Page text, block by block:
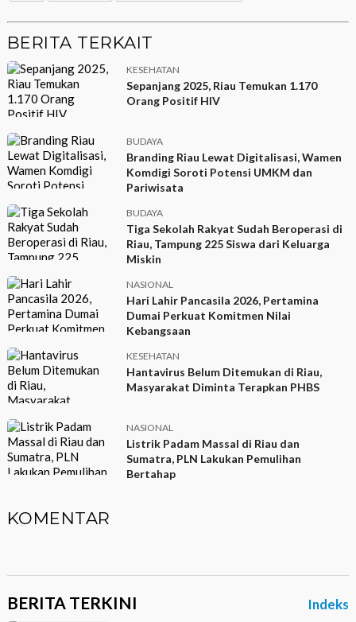
BERITA TERKAIT
KESEHATAN
Sepanjang 2025, Riau Temukan 1.170
Orang Positif HIV
BUDAYA
Branding Riau Lewat Digitalisasi, Wamen
Komdigi Soroti Potensi UMKM dan
Pariwisata
BUDAYA
Tiga Sekolah Rakyat Sudah Beroperasi di
Riau, Tampung 225 Siswa dari Keluarga
Miskin
NASIONAL
Hari Lahir Pancasila 2026, Pertamina
Dumai Perkuat Komitmen Nilai
Kebangsaan
KESEHATAN
Hantavirus Belum Ditemukan di Riau,
Masyarakat Diminta Terapkan PHBS
NASIONAL
Listrik Padam Massal di Riau dan
Sumatra, PLN Lakukan Pemulihan
Bertahap
KOMENTAR
BERITA TERKINI Indeks